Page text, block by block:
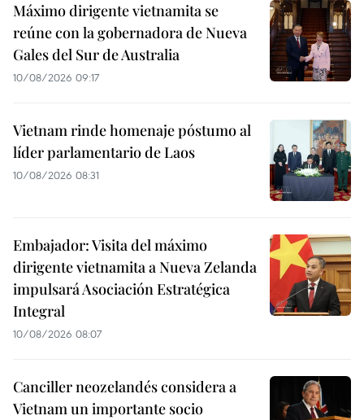
Máximo dirigente vietnamita se
reúne con la gobernadora de Nueva
Gales del Sur de Australia
10/08/2026 09:17
Vietnam rinde homenaje póstumo al
líder parlamentario de Laos
10/08/2026 08:31
Embajador: Visita del máximo
dirigente vietnamita a Nueva Zelanda
impulsará Asociación Estratégica
Integral
10/08/2026 08:07
Canciller neozelandés considera a
Vietnam un importante socio